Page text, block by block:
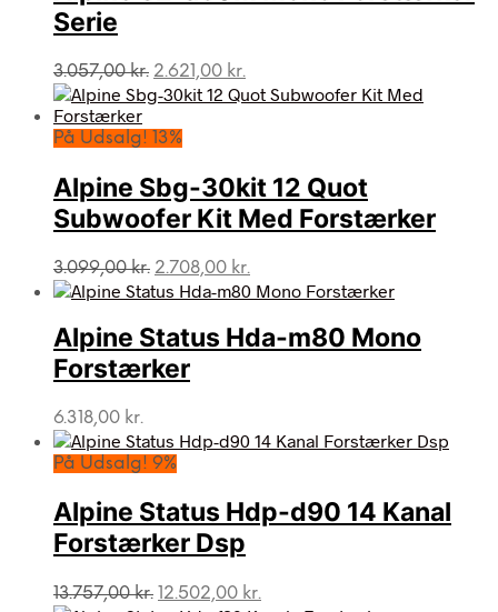
Serie
3.057,00kr. Den
oprindelige
var:
2.621,00 kr.
aktuelle
På Udsalg! 13%
Alpine Sbg-30kit 12 Quot
Subwoofer Kit Med Forstærker
3.099,00kr. Den
oprindelige
var:
3.099,00 kr..
2.708,00 kr.
aktuelle
er:
2.708,00 kr..
Alpine Status Hda-m80 Mono
Forstærker
6.318,00 kr.
På Udsalg! 9%
Alpine Status Hdp-d90 14 Kanal
Forstærker Dsp
13.757,00kr. Den
12.502,00 kr.